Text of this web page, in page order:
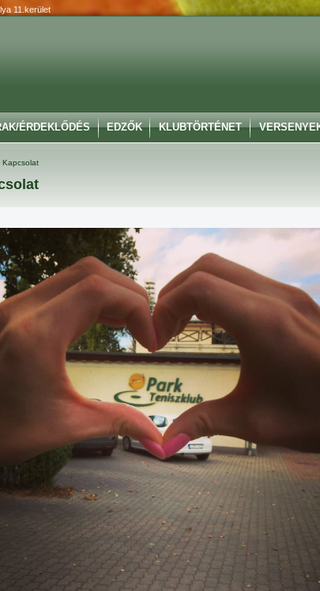
11.kerület
ÉRDEKLŐDÉS EDZŐK KLUBTÖRTÉNET
Kapcsolat